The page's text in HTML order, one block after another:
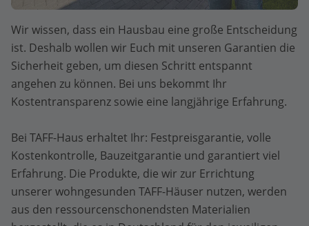
Wir wissen, dass ein Hausbau eine große Entscheidung
ist. Deshalb wollen wir Euch mit unseren Garantien die
Sicherheit geben, um diesen Schritt entspannt
angehen zu können. Bei uns bekommt Ihr
Kostentransparenz sowie eine langjährige Erfahrung.
Bei TAFF-Haus erhaltet Ihr: Festpreisgarantie, volle
Kostenkontrolle, Bauzeitgarantie und garantiert viel
Erfahrung. Die Produkte, die wir zur Errichtung
unserer wohngesunden TAFF-Häuser nutzen, werden
aus den ressourcenschonendsten Materialien